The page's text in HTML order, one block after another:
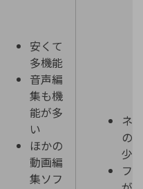
安くて
多機能
音声編
集も機
能が多
い
ほかの
動画編
集ソフ
ネ
の
少
フ